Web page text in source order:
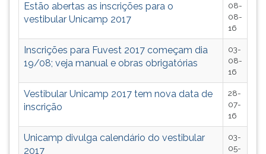
Estão abertas as inscrições para o
vestibular Unicamp 2017
08-
08-
16
Inscrições para Fuvest 2017 começam dia
19/08; veja manual e obras obrigatórias
03-
08-
16
Vestibular Unicamp 2017 tem nova data de
inscrição
28-
07-
16
Unicamp divulga calendário do vestibular
2017
03-
05-